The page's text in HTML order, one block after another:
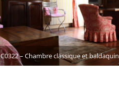
C0322 – Chambre classique et baldaquin